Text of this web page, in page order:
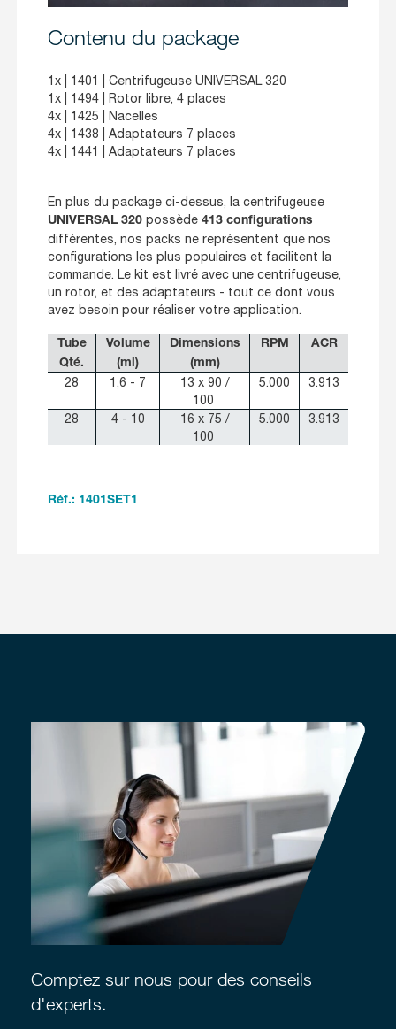
Contenu du package
1x | 1401
| Centrifugeuse UNIVERSAL 320
1x | 1494
| Rotor libre, 4 places
4x | 1425
| Nacelles
4x | 1438
| Adaptateurs 7 places
4x | 1441 | Adaptateurs 7 places
En plus du package ci-dessus, la centrifugeuse
UNIVERSAL 320 possède 413 configurations
différentes, nos packs ne représentent que nos
configurations les plus populaires et facilitent la
commande. Le kit est livré avec une centrifugeuse,
un rotor, et des adaptateurs - tout ce dont vous
avez besoin pour réaliser votre application.
Tube
Qté.
Volume
(ml)
Dimensions
(mm)
RPM ACR
28 1,6 - 7
13 x 90 /
100
5.000 3.913
28 4 - 10
16 x 75 /
100
5.000 3.913
Réf.: 1401SET1
Comptez sur nous pour des conseils
d'experts.